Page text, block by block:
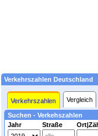
Verkehrszahlen Deutschland
Verkehrszahlen Vergleich
Suchen - Verkehszahlen
Jahr
Straße